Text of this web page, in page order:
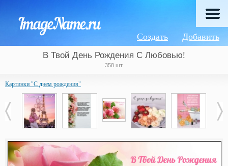
Добавить
Создать
В Твой День Рождения С Любовью!
358 шт.
Картинки "С днем рождения"